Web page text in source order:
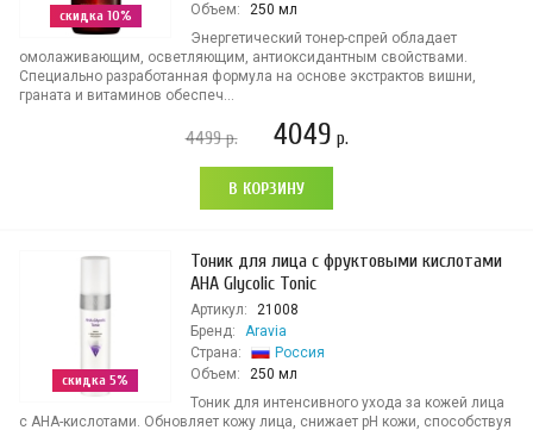
скидка 10%
Объем:
250 мл
Энергетический тонер-спрей обладает
омолаживающим, осветляющим, антиоксидантным свойствами.
Специально разработанная формула на основе экстрактов вишни,
граната и витаминов обеспеч...
4499р. 4049 р.
В КОРЗИНУ
скидка 5%
Тоник для лица с фруктовыми кислотами
AHA Glycolic Tonic
Артикул:
21008
Бренд:
Aravia
Страна:
Россия
Объем:
250 мл
Тоник для интенсивного ухода за кожей лица
с AHA-кислотами. Обновляет кожу лица, снижает pH кожи, способствуя